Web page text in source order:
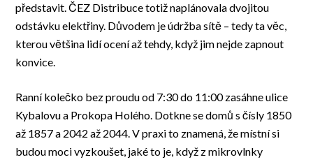
představit. ČEZ Distribuce totiž naplánovala dvojitou
odstávku elektřiny. Důvodem je údržba sítě – tedy ta věc,
kterou většina lidí ocení až tehdy, když jim nejde zapnout
konvice.
Ranní kolečko bez proudu od 7:30 do 11:00 zasáhne ulice
Kybalovu a Prokopa Holého. Dotkne se domů s čísly 1850
až 1857 a 2042 až 2044. V praxi to znamená, že místní si
budou moci vyzkoušet, jaké to je, když z mikrovlnky